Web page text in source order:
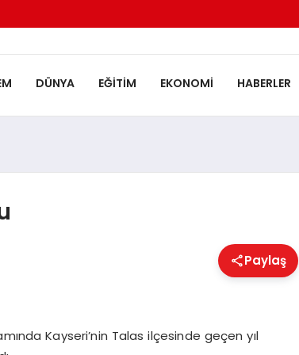
DÜNYA EĞITIM EKONOMI HABERLER
Paylaş
Kayseri’nin Talas ilçesinde geçen yıl